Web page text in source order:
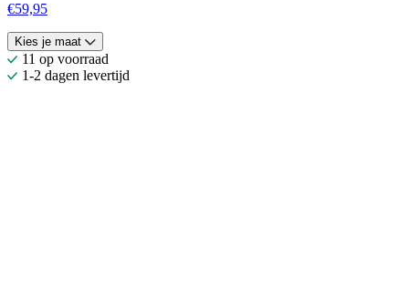
€59,95
Kies je maat
11 op voorraad
1-2 dagen levertijd